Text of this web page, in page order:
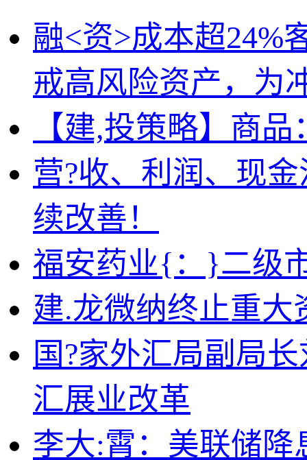
融<资>成本超24%
戒高风险资产，为
【建,投策略】商
营?收、利润、现
续改善！
福安药业{：}二级
建.龙微纳终止重大
国?家外汇局副局
汇展业改革
李大:霄：美联储降